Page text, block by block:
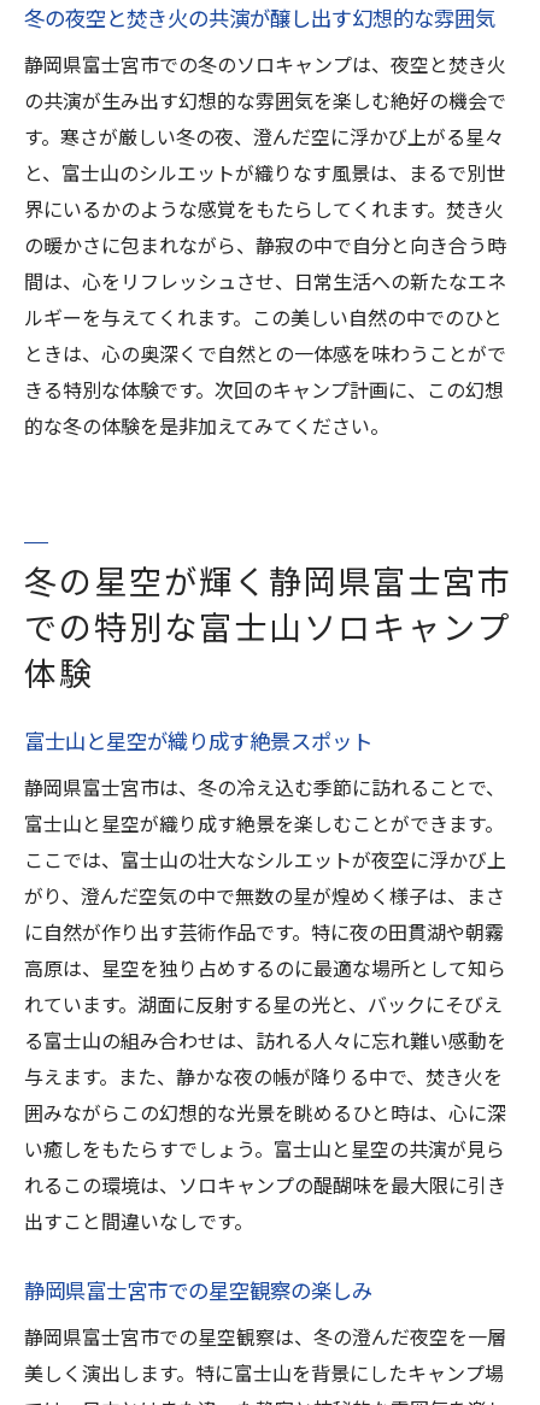
冬の夜空と焚き火の共演が醸し出す幻想的な雰囲気
静岡県富士宮市での冬のソロキャンプは、夜空と焚き火
の共演が生み出す幻想的な雰囲気を楽しむ絶好の機会で
す。寒さが厳しい冬の夜、澄んだ空に浮かび上がる星々
と、富士山のシルエットが織りなす風景は、まるで別世
界にいるかのような感覚をもたらしてくれます。焚き火
の暖かさに包まれながら、静寂の中で自分と向き合う時
間は、心をリフレッシュさせ、日常生活への新たなエネ
ルギーを与えてくれます。この美しい自然の中でのひと
ときは、心の奥深くで自然との一体感を味わうことがで
きる特別な体験です。次回のキャンプ計画に、この幻想
的な冬の体験を是非加えてみてください。
冬の星空が輝く静岡県富士宮市
での特別な富士山ソロキャンプ
体験
富士山と星空が織り成す絶景スポット
静岡県富士宮市は、冬の冷え込む季節に訪れることで、
富士山と星空が織り成す絶景を楽しむことができます。
ここでは、富士山の壮大なシルエットが夜空に浮かび上
がり、澄んだ空気の中で無数の星が煌めく様子は、まさ
に自然が作り出す芸術作品です。特に夜の田貫湖や朝霧
高原は、星空を独り占めするのに最適な場所として知ら
れています。湖面に反射する星の光と、バックにそびえ
る富士山の組み合わせは、訪れる人々に忘れ難い感動を
与えます。また、静かな夜の帳が降りる中で、焚き火を
囲みながらこの幻想的な光景を眺めるひと時は、心に深
い癒しをもたらすでしょう。富士山と星空の共演が見ら
れるこの環境は、ソロキャンプの醍醐味を最大限に引き
出すこと間違いなしです。
静岡県富士宮市での星空観察の楽しみ
静岡県富士宮市での星空観察は、冬の澄んだ夜空を一層
美しく演出します。特に富士山を背景にしたキャンプ場